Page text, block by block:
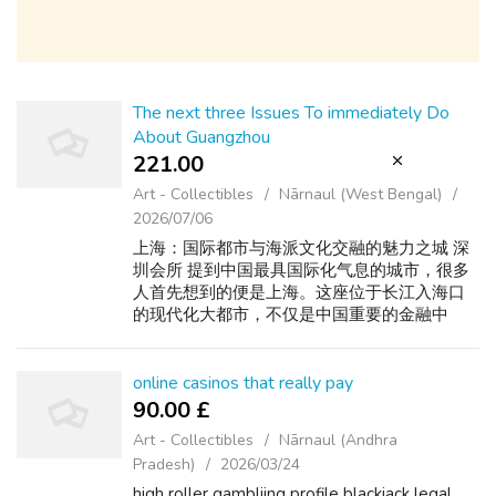
The next three Issues To immediately Do
About Guangzhou
221.00 ₹
Art - Collectibles
Nārnaul (West Bengal)
2026/07/06
上海：国际都市与海派文化交融的魅力之城 深
圳会所 提到中国最具国际化气息的城市，很多
人首先想到的便是上海。这座位于长江入海口
的现代化大都市，不仅是中国重要的金融中
堂到时尚商圈，上海展现出独特的海派文化魅
力。 深圳 上海的城市发展历史塑造了其开放包
港口之一，上海长期吸引来自世界各地的人才
和企业。不同文化在这里交汇融合，形成了兼
具国际视野与本土特色的城市气质。无论是建
online casinos that really pay
90.00 £
Art - Collectibles
Nārnaul (Andhra
Pradesh)
2026/03/24